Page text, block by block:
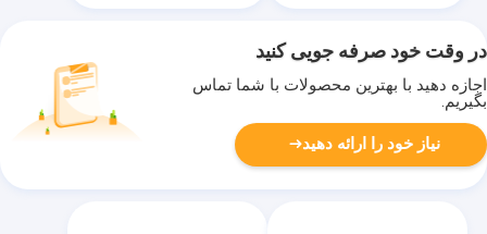
در وقت خود صرفه جویی کنید
اجازه دهید با بهترین محصولات با شما تماس
بگیریم.
نیاز خود را ارائه دهید